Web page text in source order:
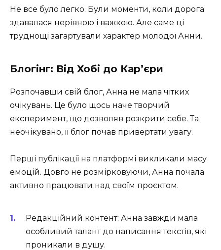
Не все було легко. Були моменти, коли дорога
здавалася нерівною і важкою. Але саме ці
труднощі загартували характер молодої Анни.
Блогінг: Від Хобі до Кар’єри
Розпочавши свій блог, Анна не мала чітких
очікувань. Це було щось наче творчий
експеримент, що дозволяв розкрити себе. Та
неочікувано, її блог почав привертати увагу.
Перші публікації на платформі викликали масу
емоцій. Довго не розмірковуючи, Анна почала
активно працювати над своїм проєктом.
Редакційний контент: Анна завжди мала
особливий талант до написання текстів, які
проникали в душу.